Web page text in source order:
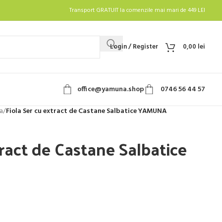
Transport GRATUIT la comenzile mai mari de 449 LEI
Login / Register 0,00 lei
office@yamuna.shop
0746 56 44 57
/Fiola Ser cu extract de Castane Salbatice YAMUNA
de Castane Salbatice